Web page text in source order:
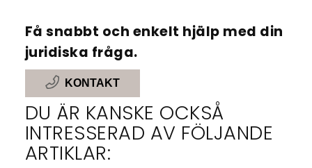
Få snabbt och enkelt hjälp med din
juridiska fråga.
KONTAKT
DU ÄR KANSKE OCKSÅ
INTRESSERAD AV FÖLJANDE
ARTIKLAR: